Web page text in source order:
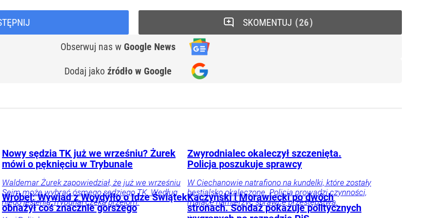
Obserwuj nas w Google News
Dodaj jako źródło w Google
SKOMENTUJ 26
Nowy sędzia TK już we wrześniu? Żurek
mówi o pęknięciu w Trybunale
Waldemar Żurek zapowiedział, że już we wrześniu
Sejm może wybrać ósmego sędziego TK. Według
niego jesienią Trybunał czeka przełom.
Zwyrodnialec okaleczył szczenięta.
Policja poszukuje sprawcy
W Ciechanowie natrafiono na kundelki, które zostały
bestialsko okaleczone. Policja prowadzi czynności,
mające namierzyć sprawcę przestępstwa.
Wróbel: Wywiad z Woydyłło o Idze Świątek
obnażył coś znacznie gorszego
Kaczyński i Morawiecki po dwóch
stronach. Sondaż pokazuje politycznych